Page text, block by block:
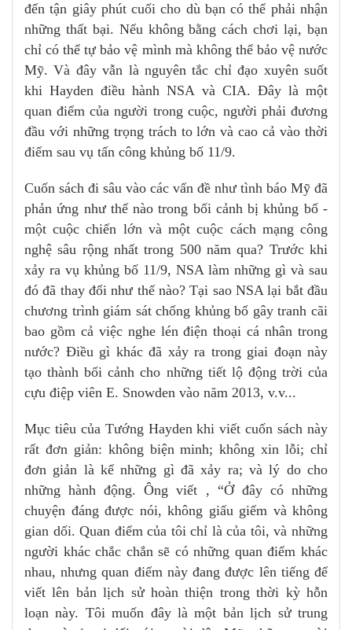
đến tận giây phút cuối cho dù bạn có thể phải nhận
những thất bại. Nếu không bằng cách chơi lại, bạn
chỉ có thể tự bảo vệ mình mà không thể bảo vệ nước
Mỹ. Và đây vẫn là nguyên tắc chỉ đạo xuyên suốt
khi Hayden điều hành NSA và CIA. Đây là một
quan điểm của người trong cuộc, người phải đương
đầu với những trọng trách to lớn và cao cả vào thời
điểm sau vụ tấn công khủng bố 11/9.
Cuốn sách đi sâu vào các vấn đề như tình báo Mỹ đã
phản ứng như thế nào trong bối cảnh bị khủng bố -
một cuộc chiến lớn và một cuộc cách mạng công
nghệ sâu rộng nhất trong 500 năm qua? Trước khi
xảy ra vụ khủng bố 11/9, NSA làm những gì và sau
đó đã thay đổi như thế nào? Tại sao NSA lại bắt đầu
chương trình giám sát chống khủng bố gây tranh cãi
bao gồm cả việc nghe lén điện thoại cá nhân trong
nước? Điều gì khác đã xảy ra trong giai đoạn này
tạo thành bối cảnh cho những tiết lộ động trời của
cựu điệp viên E. Snowden vào năm 2013, v.v...
Mục tiêu của Tướng Hayden khi viết cuốn sách này
rất đơn giản: không biện minh; không xin lỗi; chỉ
đơn giản là kể những gì đã xảy ra; và lý do cho
những hành động. Ông viết , “Ở đây có những
chuyện đáng được nói, không giấu giếm và không
gian dối. Quan điểm của tôi chỉ là của tôi, và những
người khác chắc chắn sẽ có những quan điểm khác
nhau, nhưng quan điểm này đang được lên tiếng để
viết lên bản lịch sử hoàn thiện trong thời kỳ hỗn
loạn này. Tôi muốn đây là một bản lịch sử trung